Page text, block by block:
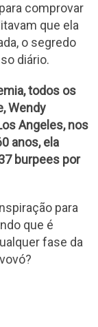
comprovar
que ela
o segredo
diário.
todos os
Wendy
Angeles, nos
anos, ela
burpees por
para
que é
fase da